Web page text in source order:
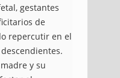
gestantes
de
repercutir en el
y su